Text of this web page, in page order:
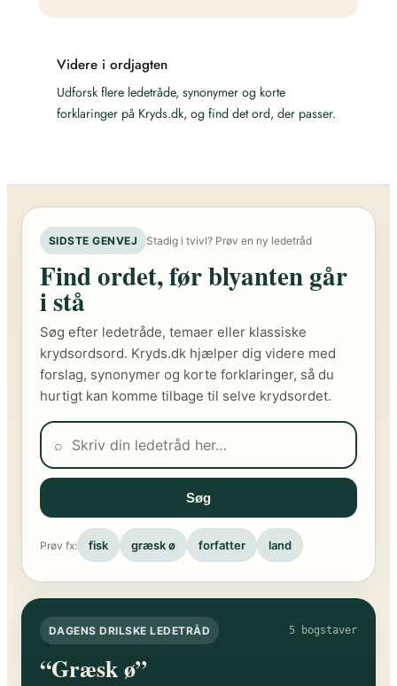
Videre i ordjagten
Udforsk flere ledetråde, synonymer og korte
forklaringer på Kryds.dk, og find det ord, der passer.
SIDSTE GENVEJ Stadig i tvivl? Prøv en ny ledetråd
Find ordet, før blyanten går
i stå
Søg efter ledetråde, temaer eller klassiske
krydsordsord. Kryds.dk hjælper dig videre med
forslag, synonymer og korte forklaringer, så du
hurtigt kan komme tilbage til selve krydsordet.
⌕
Søg
Prøv fx: fisk græsk ø forfatter land
DAGENS DRILSKE LEDETRÅD 5 bogstaver
“Græsk ø”